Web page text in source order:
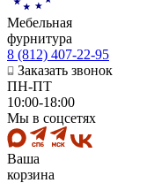
Мебельная
фурнитура
8 (812) 407-22-95
Заказать звонок
ПН-ПТ
10:00-18:00
Мы в соцсетях
Ваша
корзина